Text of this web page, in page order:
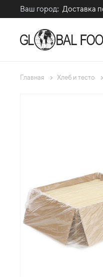
Ваш город: Доставка
Главная Хлеб и тесто